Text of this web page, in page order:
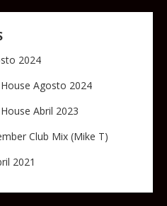
2024
Agosto 2024
Abril 2023
Club Mix (Mike T)
2021